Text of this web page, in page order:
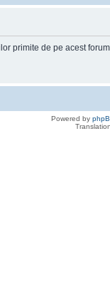
primite de pe acest
Powered by